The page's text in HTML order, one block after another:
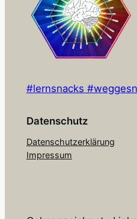
#lernsnacks
Datenschutz
Datenschutzerklärung
Impressum